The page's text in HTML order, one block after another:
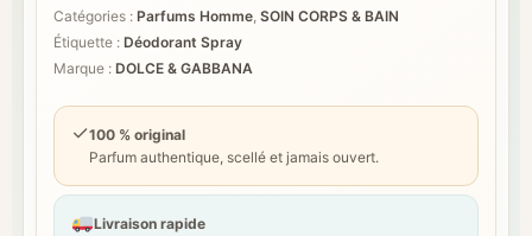
Catégories : Parfums Homme, SOIN CORPS & BAIN
Étiquette : Déodorant Spray
Marque : DOLCE & GABBANA
✓100 % original
Parfum authentique, scellé et jamais ouvert.
Livraison rapide